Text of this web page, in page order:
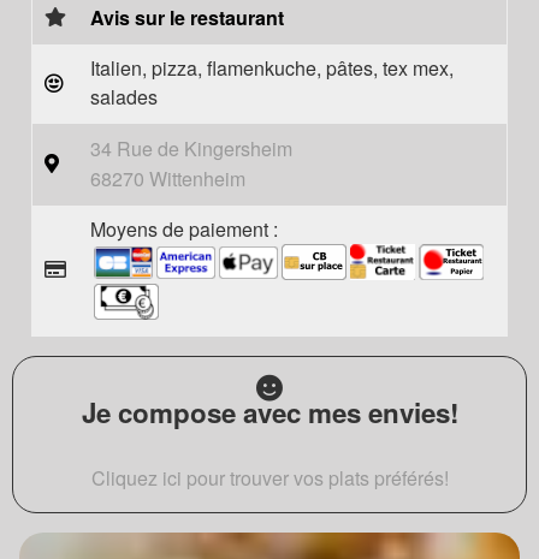
Avis sur le restaurant
Italien, pizza, flamenkuche, pâtes, tex mex,
salades
34 Rue de Kingersheim
68270 Wittenheim
Moyens de paiement :
Je compose avec mes envies!
Cliquez ici pour trouver vos plats préférés!